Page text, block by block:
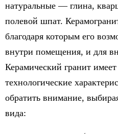
натуральные — глина,
полевой шпат.
благодаря которым его
внутри помещения, и для
Керамический гранит
технологические
обратить внимание,
вида: